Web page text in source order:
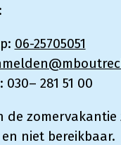
06-25705051
281 51 00
de zomervakantie
niet bereikbaar.